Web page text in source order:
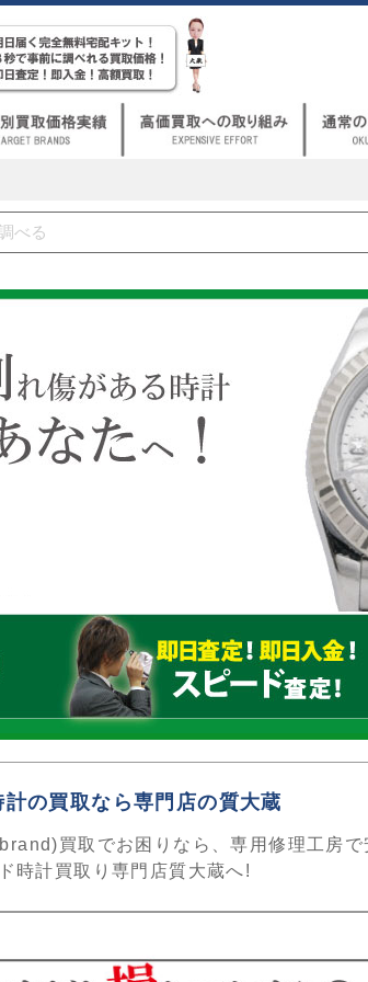
の買取なら専門店の質大蔵
買取でお困りなら、専用修理工房で
時計買取り専門店質大蔵へ!